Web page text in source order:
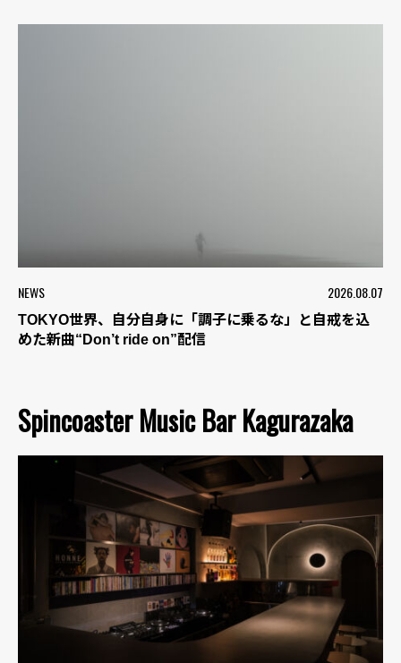
NEWS 2026.08.07
TOKYO世界、自分自身に「調子に乗るな」と自戒を込
めた新曲“Don’t ride on”配信
Spincoaster Music Bar Kagurazaka